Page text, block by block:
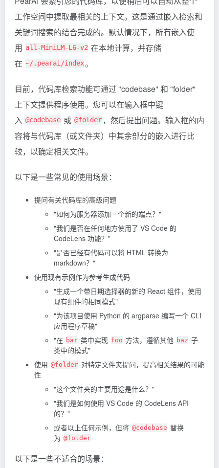
工作空间中提取最相关的上下文。这是通过嵌入检索和
关键词搜索的结合完成的。默认情况下，所有嵌入使
用 all-MiniLM-L6-v2 在本地计算，并存储
在 ~/.pearai/index。
目前，代码库检索功能可通过 "codebase" 和 "folder"
上下文提供程序使用。您可以在输入框中键
入 @codebase 或 @folder ，然后提出问题。输入框的内
容将与代码库（或文件夹）中其余部分的嵌入进行比
较，以确定相关文件。
以下是一些常见的使用场景：
提问有关代码库的高级问题
"如何为服务器添加一个新的端点？"
"我们是否在任何地方使用了 VS Code 的
CodeLens 功能？"
"是否已经有代码可以将 HTML 转换为
markdown？"
使用现有示例作为参考生成代码
"生成一个带日期选择器的新的 React 组件，使用
现有组件的相同模式"
"为该项目使用 Python 的 argparse 编写一个 CLI
应用程序草稿"
"在 bar 类中实现 foo 方法，遵循其他 baz 子
类中的模式"
使用 @folder 对特定文件夹提问，提高相关结果的可能
性
"这个文件夹的主要用途是什么？"
"我们是如何使用 VS Code 的 CodeLens API
的？"
或者以上任何示例，但将 @codebase 替换
为 @folder
以下是一些不适合的场景：